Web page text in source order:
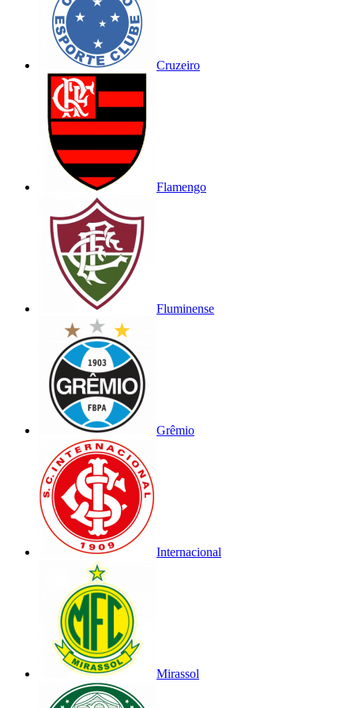
Cruzeiro
Flamengo
Fluminense
Grêmio
Internacional
Mirassol